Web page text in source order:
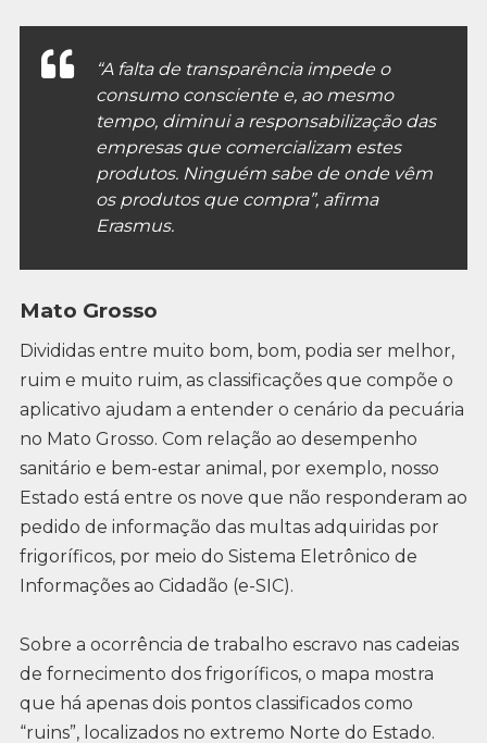
“A falta de transparência impede o
consumo consciente e, ao mesmo
tempo, diminui a responsabilização das
empresas que comercializam estes
produtos. Ninguém sabe de onde vêm
os produtos que compra”, afirma
Erasmus.
Mato Grosso
Divididas entre muito bom, bom, podia ser melhor,
ruim e muito ruim, as classificações que compõe o
aplicativo ajudam a entender o cenário da pecuária
no Mato Grosso. Com relação ao desempenho
sanitário e bem-estar animal, por exemplo, nosso
Estado está entre os nove que não responderam ao
pedido de informação das multas adquiridas por
frigoríficos, por meio do Sistema Eletrônico de
Informações ao Cidadão (e-SIC).
Sobre a ocorrência de trabalho escravo nas cadeias
de fornecimento dos frigoríficos, o mapa mostra
que há apenas dois pontos classificados como
“ruins”, localizados no extremo Norte do Estado.